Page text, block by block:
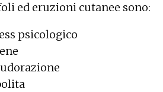
ed eruzioni cutanee sono:
psicologico